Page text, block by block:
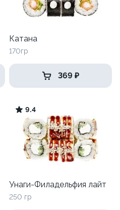
Катана
170гр
369 ₽
9.4
Унаги-Филадельфия лайт
250 гр